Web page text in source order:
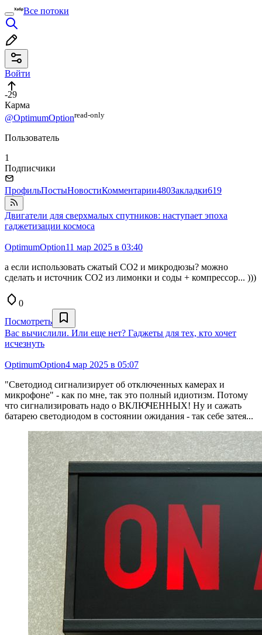
Все потоки
Войти
-29
Карма
@OptimumOptionread⁠-⁠only
Пользователь
1
Подписчики
ПрофильПостыНовостиКомментарии480Закладки619
Двигатели для сверхмалых спутников: наступает эпоха
гаджетизации космоса
OptimumOption11 мар 2025 в 03:40
а если использовать сжатый СО2 и микродюзы? можно
сделать и источник СО2 из лимонки и соды + компрессор... )))
0
Посмотреть
Вас вычислили. Или еще нет? Гаджеты для тех, кто хочет
исчезнуть
OptimumOption4 мар 2025 в 05:07
"Светодиод сигнализирует об отключенных камерах и
микрофоне" - как по мне, так это полный идиотизм. Потому
что сигнализировать надо о ВКЛЮЧЕННЫХ! Ну и сажать
батарею светодиодом в состоянии ожидания - так себе затея...